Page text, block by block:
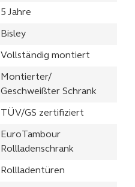
5 Jahre
Bisley
Vollständig montiert
Montierter/
Geschweißter Schrank
TÜV/GS zertifiziert
EuroTambour
Rollladenschrank
Rollladentüren